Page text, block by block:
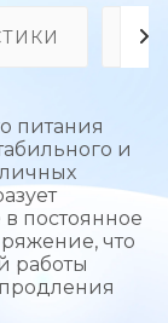
питания
и
постоянное
что
работы